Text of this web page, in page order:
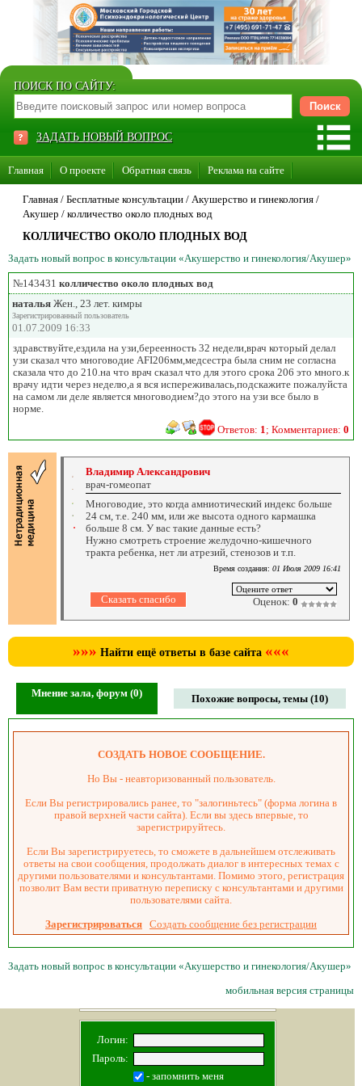
ПОИСК ПО САЙТУ:
ЗАДАТЬ НОВЫЙ ВОПРОС
Главная О проекте Обратная связь Реклама на сайте
Стать консультантом нашего сайта
Главная / Бесплатные консультации / Акушерство и гинекология /
Акушер / колличество около плодных вод
КОЛЛИЧЕСТВО ОКОЛО ПЛОДНЫХ ВОД
Задать новый вопрос в консультации «Акушерство и гинекология/Акушер»
№143431 колличество около плодных вод
наталья Жен., 23 лет. кимры
Зарегистрированный пользователь
01.07.2009 16:33
здравствуйте,ездила на узи,береенность 32 недели,врач который делал
узи сказал что многоводие AFI206мм,медсестра была сним не согласна
сказала что до 210.на что врач сказал что для этого срока 206 это много.к
врачу идти через неделю,а я вся испереживалась,подскажите пожалуйста
на самом ли деле является многоводием?до этого на узи все было в
норме.
Ответов: 1 ; Комментариев: 0
Владимир Александрович
врач-гомеопат
Многоводие, это когда амниотический индекс больше
24 см, т.е. 240 мм, или же высота одного кармашка
больше 8 см. У вас такие данные есть?
Нужно смотреть строение желудочно-кишечного
тракта ребенка, нет ли атрезий, стенозов и т.п.
Время создания: 01 Июля 2009 16:41
Оценок: 0
»»» Найти ещё ответы в базе сайта «««
Мнение зала, форум (0) Похожие вопросы, темы (10)
СОЗДАТЬ НОВОЕ СООБЩЕНИЕ.
Но Вы - неавторизованный пользователь.
Если Вы регистрировались ранее, то "залогиньтесь" (форма логина в
правой верхней части сайта). Если вы здесь впервые, то
зарегистрируйтесь.
Если Вы зарегистрируетесь, то сможете в дальнейшем отслеживать
ответы на свои сообщения, продолжать диалог в интересных темах с
другими пользователями и консультантами. Помимо этого, регистрация
позволит Вам вести приватную переписку с консультантами и другими
пользователями сайта.
Зарегистрироваться Создать сообщение без регистрации
Задать новый вопрос в консультации «Акушерство и гинекология/Акушер»
мобильная версия страницы
Логин:
Пароль:
- запомнить меня